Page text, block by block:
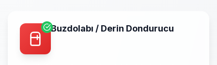
Buzdolabı / Derin Dondurucu